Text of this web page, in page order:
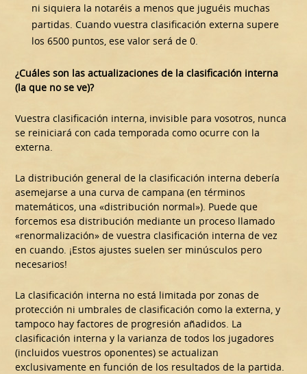
ni siquiera la notaréis a menos que juguéis muchas
partidas. Cuando vuestra clasificación externa supere
los 6500 puntos, ese valor será de 0.
¿Cuáles son las actualizaciones de la clasificación interna
(la que no se ve)?
Vuestra clasificación interna, invisible para vosotros, nunca
se reiniciará con cada temporada como ocurre con la
externa.
La distribución general de la clasificación interna debería
asemejarse a una curva de campana (en términos
matemáticos, una «distribución normal»). Puede que
forcemos esa distribución mediante un proceso llamado
«renormalización» de vuestra clasificación interna de vez
en cuando. ¡Estos ajustes suelen ser minúsculos pero
necesarios!
La clasificación interna no está limitada por zonas de
protección ni umbrales de clasificación como la externa, y
tampoco hay factores de progresión añadidos. La
clasificación interna y la varianza de todos los jugadores
(incluidos vuestros oponentes) se actualizan
exclusivamente en función de los resultados de la partida.